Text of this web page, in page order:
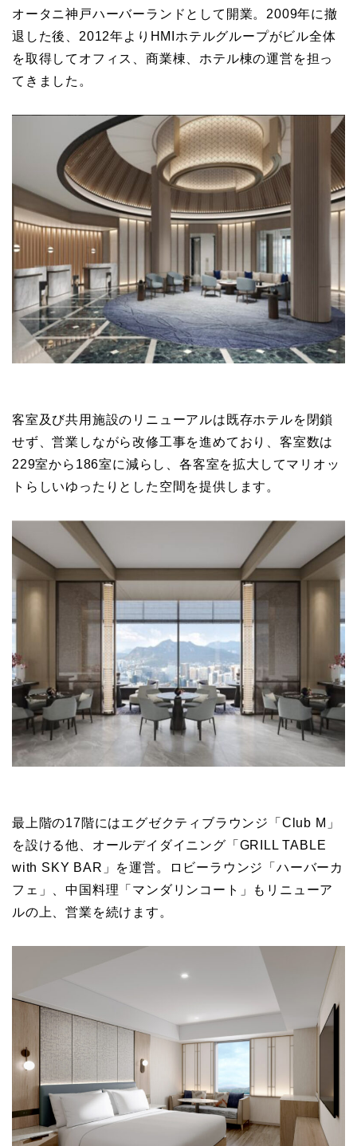
オータニ神戸ハーバーランドとして開業。2009年に撤
退した後、2012年よりHMIホテルグループがビル全体
を取得してオフィス、商業棟、ホテル棟の運営を担っ
てきました。
客室及び共用施設のリニューアルは既存ホテルを閉鎖
せず、営業しながら改修工事を進めており、客室数は
229室から186室に減らし、各客室を拡大してマリオッ
トらしいゆったりとした空間を提供します。
最上階の17階にはエグゼクティブラウンジ「Club M」
を設ける他、オールデイダイニング「GRILL TABLE
with SKY BAR」を運営。ロビーラウンジ「ハーバーカ
フェ」、中国料理「マンダリンコート」もリニューア
ルの上、営業を続けます。